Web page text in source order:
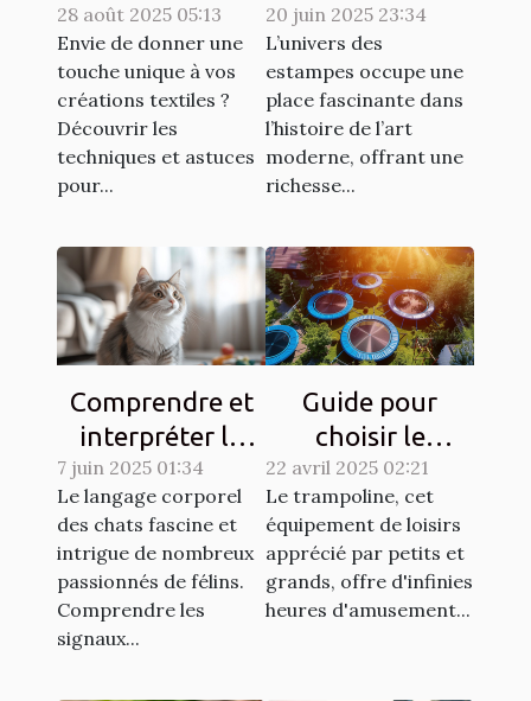
matelasser son
propre tissu
28 août 2025 05:13
Envie de donner une
touche unique à vos
créations textiles ?
Découvrir les
techniques et astuces
pour...
l'art moderne
20 juin 2025 23:34
L’univers des
estampes occupe une
place fascinante dans
l’histoire de l’art
moderne, offrant une
richesse...
Comprendre et
interpréter le
langage corporel
des chats
7 juin 2025 01:34
Le langage corporel
des chats fascine et
intrigue de nombreux
passionnés de félins.
Comprendre les
signaux...
Guide pour
choisir le
trampoline idéal
selon l'espace
disponible
22 avril 2025 02:21
Le trampoline, cet
équipement de loisirs
apprécié par petits et
grands, offre d'infinies
heures d'amusement...